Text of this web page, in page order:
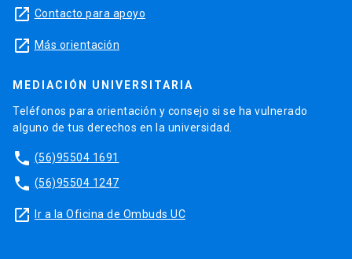
launch Contacto para apoyo
launch Más orientación
MEDIACIÓN UNIVERSITARIA
Teléfonos para orientación y consejo si se ha vulnerado
alguno de tus derechos en la universidad.
phone (56)95504 1691
phone (56)95504 1247
launch Ir a la Oficina de Ombuds UC